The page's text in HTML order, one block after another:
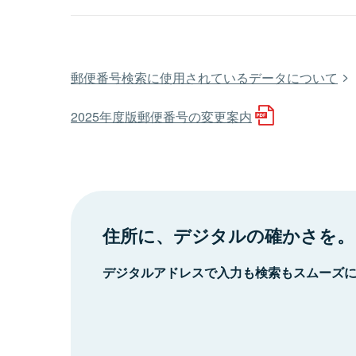
郵便番号検索に使用されているデータについて
2025年度版郵便番号の変更案内
住所に、デジタルの確かさを。
デジタルアドレスで入力も検索もスムーズ